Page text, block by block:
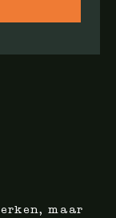
maar